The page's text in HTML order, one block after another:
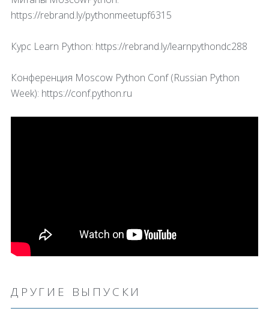
https://rebrand.ly/pythonmeetupf6315
Курс Learn Python: https://rebrand.ly/learnpythondc288
Конференция Moscow Python Conf (Russian Python
Week): https://conf.python.ru
ДРУГИЕ ВЫПУСКИ